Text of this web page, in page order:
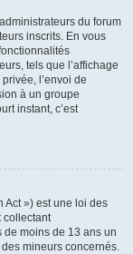
du forum
inscrits. En vous
tels que l’affichage
l’envoi de
à un groupe
instant, c’est
Act ») est une loi des
collectant
moins de 13 ans un
mineurs concernés.